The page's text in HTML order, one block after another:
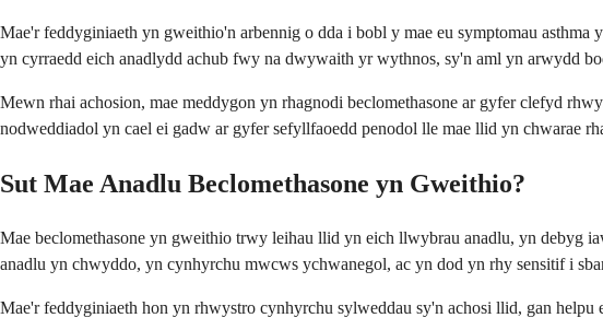
Mae'r feddyginiaeth yn gweithio'n arbennig o dda i bobl y mae eu symptomau
yn cyrraedd eich anadlydd achub fwy na dwywaith yr wythnos, sy'n aml yn arwydd
Mewn rhai achosion, mae meddygon yn rhagnodi beclomethasone ar gyfer clefyd
nodweddiadol yn cael ei gadw ar gyfer sefyllfaoedd penodol lle mae llid yn chwarae
Sut Mae Anadlu Beclomethasone yn Gweithio?
Mae beclomethasone yn gweithio trwy leihau llid yn eich llwybrau anadlu, yn debyg
anadlu yn chwyddo, yn cynhyrchu mwcws ychwanegol, ac yn dod yn rhy sensitif i
Mae'r feddyginiaeth hon yn rhwystro cynhyrchu sylweddau sy'n achosi llid, gan